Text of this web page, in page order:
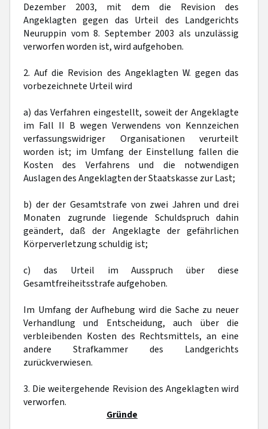
Dezember 2003, mit dem die Revision des
Angeklagten gegen das Urteil des Landgerichts
Neuruppin vom 8. September 2003 als unzulässig
verworfen worden ist, wird aufgehoben.
2. Auf die Revision des Angeklagten W. gegen das
vorbezeichnete Urteil wird
a) das Verfahren eingestellt, soweit der Angeklagte
im Fall II B wegen Verwendens von Kennzeichen
verfassungswidriger Organisationen verurteilt
worden ist; im Umfang der Einstellung fallen die
Kosten des Verfahrens und die notwendigen
Auslagen des Angeklagten der Staatskasse zur Last;
b) der der Gesamtstrafe von zwei Jahren und drei
Monaten zugrunde liegende Schuldspruch dahin
geändert, daß der Angeklagte der gefährlichen
Körperverletzung schuldig ist;
c) das Urteil im Ausspruch über diese
Gesamtfreiheitsstrafe aufgehoben.
Im Umfang der Aufhebung wird die Sache zu neuer
Verhandlung und Entscheidung, auch über die
verbleibenden Kosten des Rechtsmittels, an eine
andere Strafkammer des Landgerichts
zurückverwiesen.
3. Die weitergehende Revision des Angeklagten wird
verworfen.
Gründe